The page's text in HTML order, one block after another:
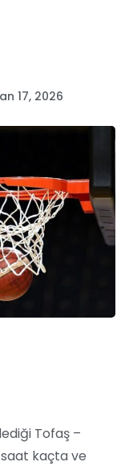
17, 2026
Tofaş –
kaçta ve